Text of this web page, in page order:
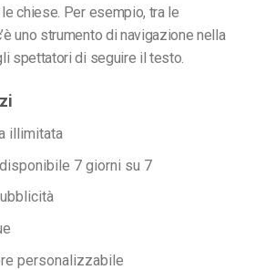
chiese. Per esempio, tra le
uno strumento di navigazione nella
spettatori di seguire il testo.
illimitata
7 giorni su 7
personalizzabile